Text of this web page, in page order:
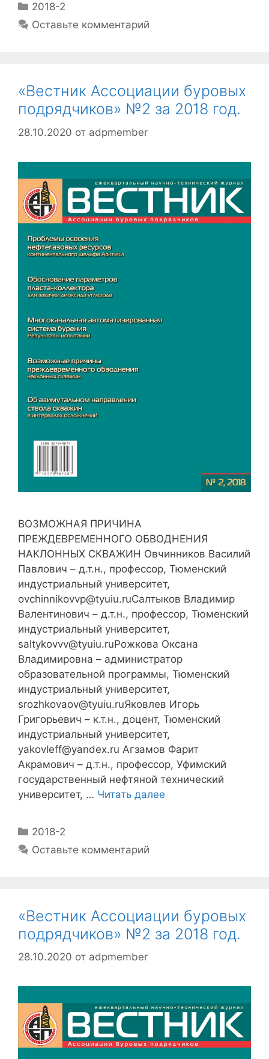
2018-2
Оставьте комментарий
«Вестник Ассоциации буровых
подрядчиков» №2 за 2018 год.
28.10.2020 от adpmember
ВОЗМОЖНАЯ ПРИЧИНА
ПРЕЖДЕВРЕМЕННОГО ОБВОДНЕНИЯ
НАКЛОННЫХ СКВАЖИН Овчинников Василий
Павлович – д.т.н., профессор, Тюменский
индустриальный университет,
ovchinnikovvp@tyuiu.ruСалтыков Владимир
Валентинович – д.т.н., профессор, Тюменский
индустриальный университет,
saltykovvv@tyuiu.ruРожкова Оксана
Владимировна – администратор
образовательной программы, Тюменский
индустриальный университет,
srozhkovaov@tyuiu.ruЯковлев Игорь
Григорьевич – к.т.н., доцент, Тюменский
индустриальный университет,
yakovleff@yandex.ru Агзамов Фарит
Акрамович – д.т.н., профессор, Уфимский
государственный нефтяной технический
университет, … Читать далее
2018-2
Оставьте комментарий
«Вестник Ассоциации буровых
подрядчиков» №2 за 2018 год.
28.10.2020 от adpmember